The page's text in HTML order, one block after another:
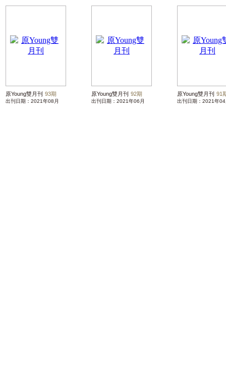
原Young雙月刊 93期
出刊日期：2021年08月
原Young雙月刊 92期
出刊日期：2021年06月
原Young雙月刊 91
出刊日期：2021年